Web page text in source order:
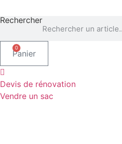
Rechercher
0
Panier
Devis de rénovation
Vendre un sac